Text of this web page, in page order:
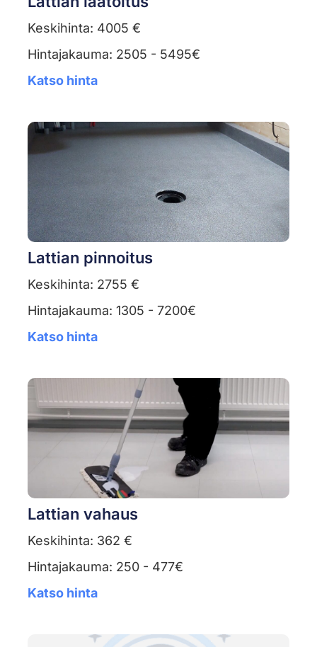
Keskihinta: 4005 €
Hintajakauma: 2505 - 5495€
Katso hinta
Lattian pinnoitus
Keskihinta: 2755 €
Hintajakauma: 1305 - 7200€
Katso hinta
Lattian vahaus
Keskihinta: 362 €
Hintajakauma: 250 - 477€
Katso hinta